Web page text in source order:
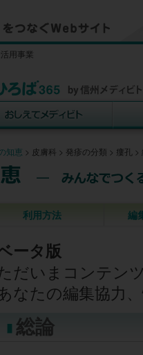
用事業
知恵 > 皮膚科 > 発疹の分類 > 瘻孔 >
利用方法 編
ータ版
だいまコンテン
なたの編集協力
総論